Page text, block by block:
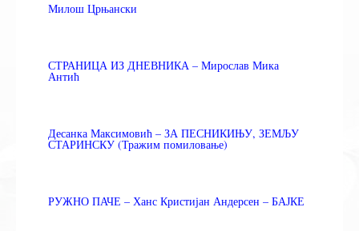
Милош Црњански
СТРАНИЦА ИЗ ДНЕВНИКА – Мирослав Мика
Антић
Десанка Максимовић – ЗА ПЕСНИКИЊУ, ЗЕМЉУ
СТАРИНСКУ (Тражим помиловање)
РУЖНО ПАЧЕ – Ханс Кристијан Андерсен – БАЈКЕ